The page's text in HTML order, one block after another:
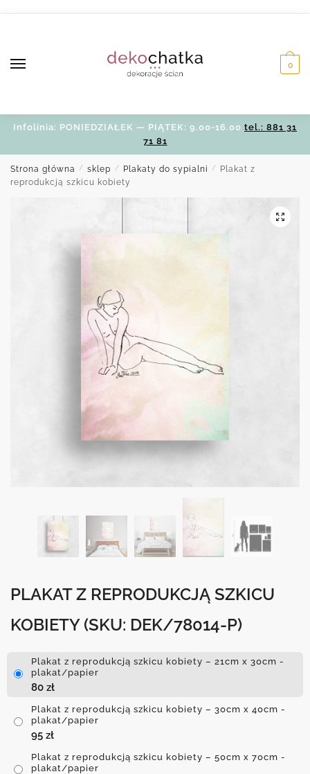
0
Infolinia: PONIEDZIAŁEK — PIĄTEK: 9.00-16.00 tel.: 881 31
71 81
Strona główna / sklep / Plakaty do sypialni /
Plakat z
reprodukcją szkicu kobiety
PLAKAT Z REPRODUKCJĄ SZKICU
KOBIETY (SKU: DEK/78014-P)
Plakat z reprodukcją szkicu kobiety – 21cm x 30cm -
plakat/papier
80 zł
Plakat z reprodukcją szkicu kobiety – 30cm x 40cm -
plakat/papier
95 zł
Plakat z reprodukcją szkicu kobiety – 50cm x 70cm -
plakat/papier